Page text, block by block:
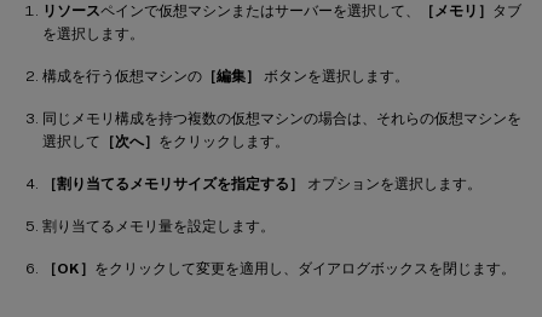
リソースペインで仮想マシンまたはサーバーを選択して、 ［メモリ］ タブ
を選択します。
構成を行う仮想マシンの ［編集］ ボタンを選択します。
同じメモリ構成を持つ複数の仮想マシンの場合は、それらの仮想マシンを
選択して ［次へ］ をクリックします。
［割り当てるメモリサイズを指定する］ オプションを選択します。
割り当てるメモリ量を設定します。
［OK］ をクリックして変更を適用し、ダイアログボックスを閉じます。